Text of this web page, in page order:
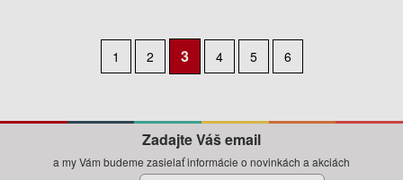
Predchádzajúca
1 2 3 4 5 6
Zadajte Váš email
a my Vám budeme zasielať informácie o novinkách a akciách